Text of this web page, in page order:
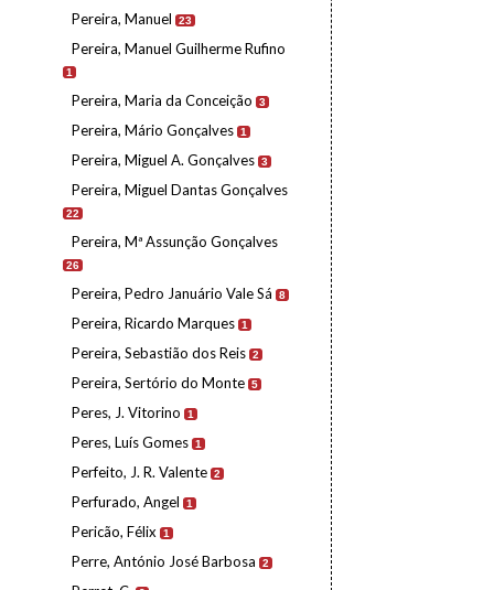
Pereira, Manuel 23
Pereira, Manuel Guilherme Rufino
1
Pereira, Maria da Conceição 3
Pereira, Mário Gonçalves 1
Pereira, Miguel A. Gonçalves 3
Pereira, Miguel Dantas Gonçalves
22
Pereira, Mª Assunção Gonçalves
26
Pereira, Pedro Januário Vale Sá 8
Pereira, Ricardo Marques 1
Pereira, Sebastião dos Reis 2
Pereira, Sertório do Monte 5
Peres, J. Vitorino 1
Peres, Luís Gomes 1
Perfeito, J. R. Valente 2
Perfurado, Angel 1
Pericão, Félix 1
Perre, António José Barbosa 2